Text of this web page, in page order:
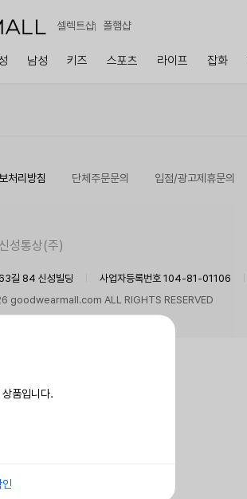
셀렉트샵 폴햄샵
남성 키즈 스포츠 라이프 잡화
품입니다.
인
처리방침 단체주문문의 입점/광고제휴문의
신성통상(주)
길 84 신성빌딩 사업자등록번호 104-81-01106
goodwearmall.com ALL RIGHTS RESERVED